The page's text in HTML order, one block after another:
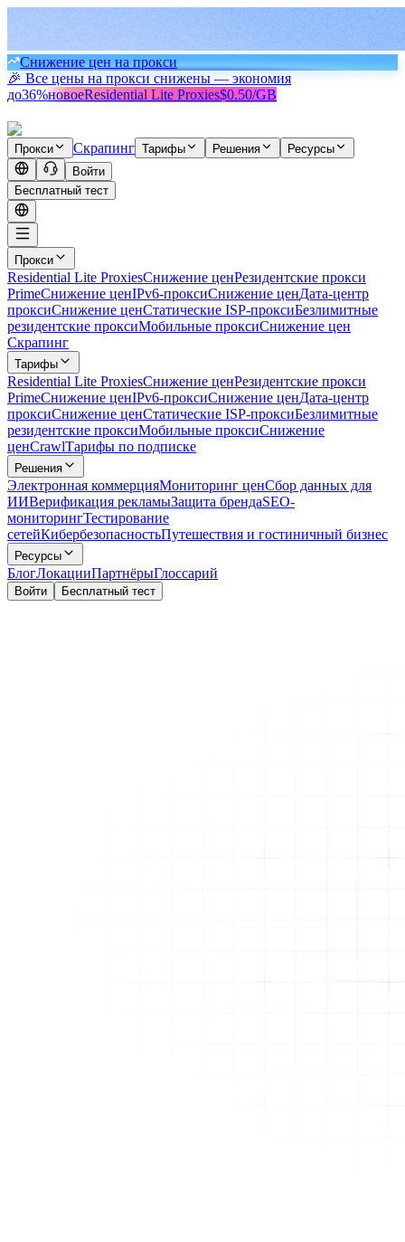
Снижение цен на прокси
🎉 Все цены на прокси снижены — экономия
до36%новоеResidential Lite Proxies$0.50/GB
Прокси Скрапинг Тарифы Решения
Ресурсы
Войти
Бесплатный тест
Прокси
Residential Lite ProxiesСнижение ценРезидентские прокси
PrimeСнижение ценIPv6-проксиСнижение ценДата-центр
проксиСнижение ценСтатические ISP-проксиБезлимитные
резидентские проксиМобильные проксиСнижение цен
Скрапинг
Тарифы
Residential Lite ProxiesСнижение ценРезидентские прокси
PrimeСнижение ценIPv6-проксиСнижение ценДата-центр
проксиСнижение ценСтатические ISP-проксиБезлимитные
резидентские проксиМобильные проксиСнижение
ценCrawlТарифы по подписке
Решения
Электронная коммерцияМониторинг ценСбор данных для
ИИВерификация рекламыЗащита брендаSEO-
мониторингТестирование
сетейКибербезопасностьПутешествия и гостиничный бизнес
Ресурсы
БлогЛокацииПартнёрыГлоссарий
Войти Бесплатный тест